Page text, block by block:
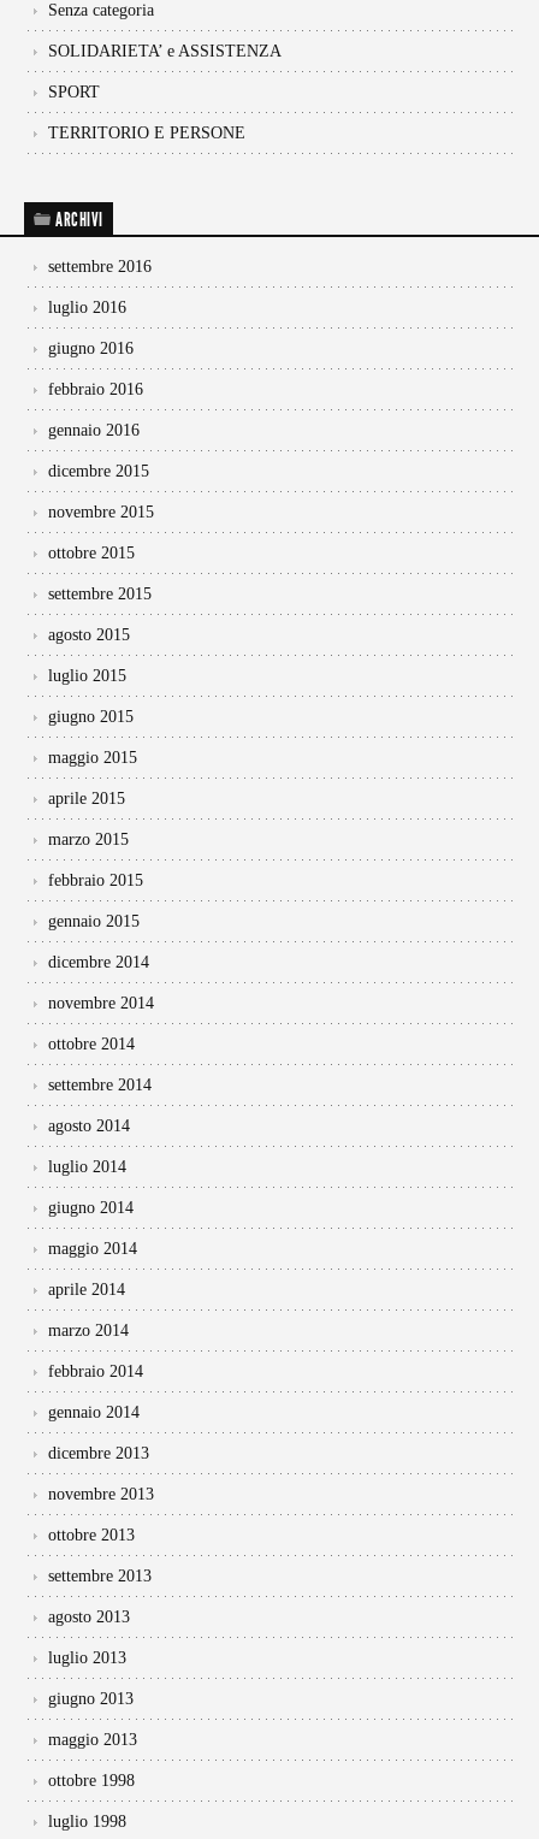
Senza categoria
SOLIDARIETA’ e ASSISTENZA
SPORT
TERRITORIO E PERSONE
ARCHIVI
settembre 2016
luglio 2016
giugno 2016
febbraio 2016
gennaio 2016
dicembre 2015
novembre 2015
ottobre 2015
settembre 2015
agosto 2015
luglio 2015
giugno 2015
maggio 2015
aprile 2015
marzo 2015
febbraio 2015
gennaio 2015
dicembre 2014
novembre 2014
ottobre 2014
settembre 2014
agosto 2014
luglio 2014
giugno 2014
maggio 2014
aprile 2014
marzo 2014
febbraio 2014
gennaio 2014
dicembre 2013
novembre 2013
ottobre 2013
settembre 2013
agosto 2013
luglio 2013
giugno 2013
maggio 2013
ottobre 1998
luglio 1998